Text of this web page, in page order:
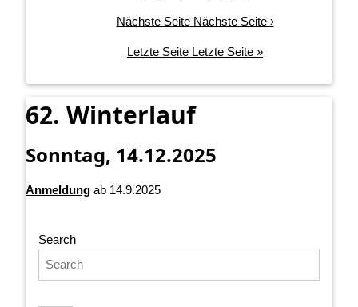
Nächste Seite Nächste Seite ›
Letzte Seite Letzte Seite »
62. Winterlauf
Sonntag, 14.12.2025
Anmeldung ab 14.9.2025
Search